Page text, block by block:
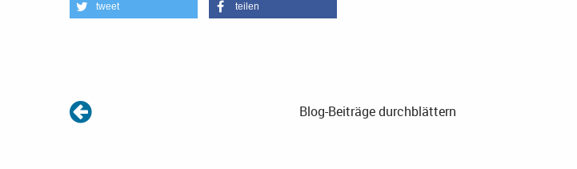
tweet teilen
Blog-Beiträge durchblättern